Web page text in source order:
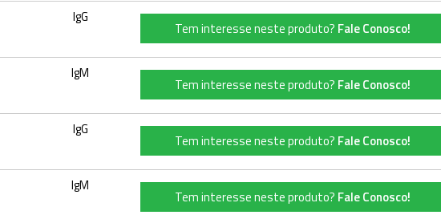
IgG
Tem interesse neste produto? Fale Conosco!
IgM
Tem interesse neste produto? Fale Conosco!
IgG
Tem interesse neste produto? Fale Conosco!
IgM
Tem interesse neste produto? Fale Conosco!